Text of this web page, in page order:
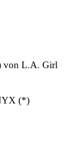
von L.A. Girl
(*)